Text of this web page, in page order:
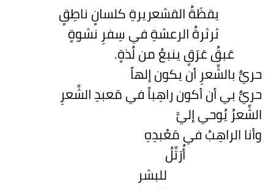
يقظَةُ القشعريرةِ كلسانٍ ناطِقٍ
ثرثرةُ الرعشةِ في سِفرِ نشوةٍ
عَبقُ عَرَقٍ ينبعُ من لُذةٍ.
حريٌّ بالشِّعرِ أن يكون إلهاً
حريٌّ بي أن أكون راهِباً في مَعبدِ الشِّعرِ
الشِّعرُ يُوحي إليَّ
وأنا الراهِبُ في مَعْبدِهِ
أُرَتِّلُ
للبشر